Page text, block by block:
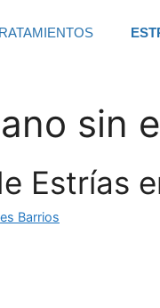
sin
Estrías
Barrios